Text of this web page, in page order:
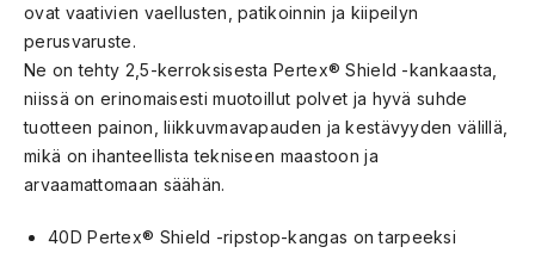
ovat vaativien vaellusten, patikoinnin ja kiipeilyn
perusvaruste.
Ne on tehty 2,5-kerroksisesta Pertex® Shield -kankaasta,
niissä on erinomaisesti muotoillut polvet ja hyvä suhde
tuotteen painon, liikkuvmavapauden ja kestävyyden välillä,
mikä on ihanteellista tekniseen maastoon ja
arvaamattomaan säähän.
40D Pertex® Shield -ripstop-kangas on tarpeeksi